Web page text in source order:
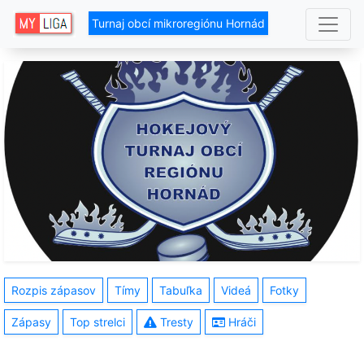
Turnaj obcí mikroregiónu Hornád
Rozpis zápasov Tímy Tabuľka Videá Fotky
Zápasy Top strelci Tresty Hráči